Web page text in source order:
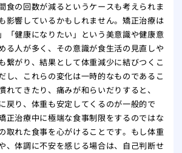
食の回数が減るというケースも考えられま
影響しているかもしれません。矯正治療は
「健康になりたい」という美意識や健康意
る人が多く、その意識が食生活の見直しや
繋がり、結果として体重減少に結びつくこ
し、これらの変化は一時的なものであるこ
れてきたり、痛みが和らいだりすると、
戻り、体重も安定してくるのが一般的で
正治療中に極端な食事制限をするのではな
取れた食事を心がけることです。もし体重
、体調に不安を感じる場合は、自己判断せ